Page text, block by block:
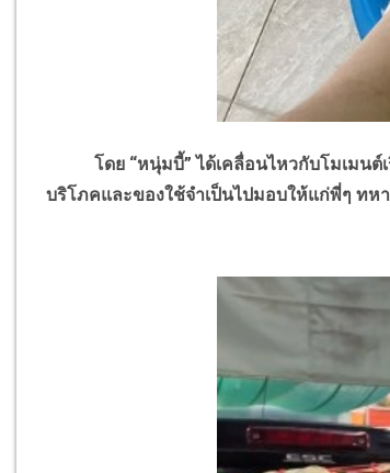
โดย “หนุ่มบี้” ได้เคลื่อนไหวกับโมเมนต์เ
บริโภคและของใช้จำเป็นไปมอบให้แก่พี่ๆ ท